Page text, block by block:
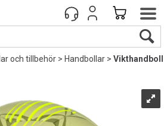
och tillbehör>Handbollar>Vikthandboll